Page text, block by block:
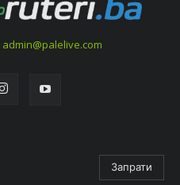
admin@palelive.com
Запрати